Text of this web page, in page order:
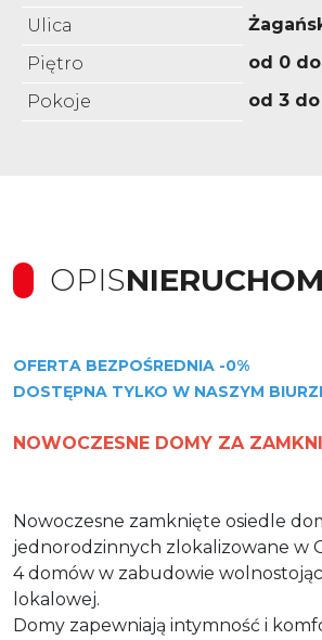
Ulica
Piętro
od 0 do
Pokoje
od 3
OPIS
OFERTA BEZPOŚREDNIA -0%
DOSTĘPNA TYLKO W NASZYM
NOWOCZESNE DOMY ZA
Nowoczesne zamknięte osiedle
jednorodzinnych zlokalizowane w
4 domów w zabudowie
lokalowej.
Domy zapewniają intymność i